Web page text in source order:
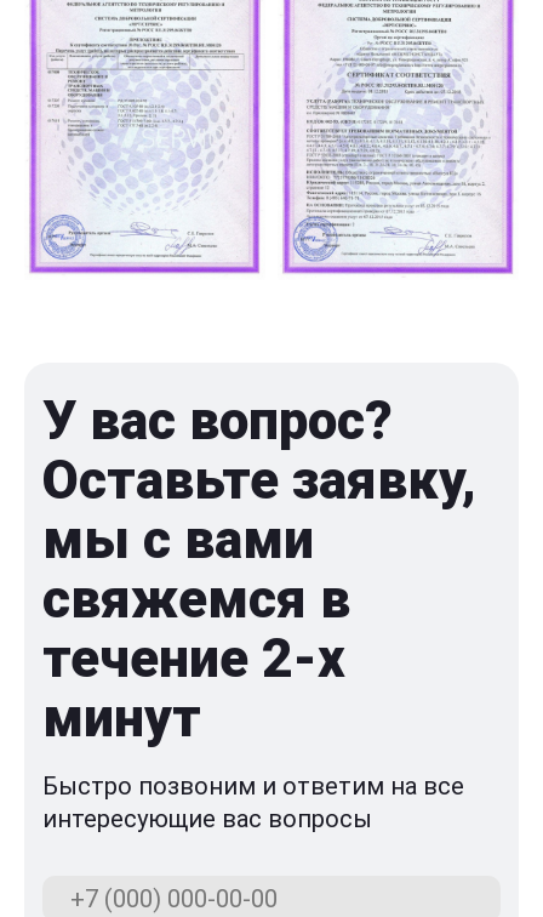
У вас вопрос?
Оставьте заявку,
мы с вами
свяжемся в
течение 2-x
минут
Быстро позвоним и ответим на все
интересующие вас вопросы